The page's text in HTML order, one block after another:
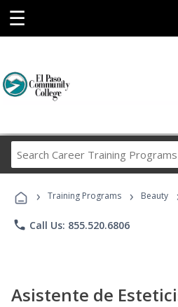
☰
Career
› Training Programs › Beauty
phone Call Us: 855.520.6806
Asistente de